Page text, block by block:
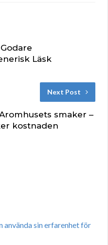
Läsk
Next Post
smaker –
kostnaden
använda sin erfarenhet för